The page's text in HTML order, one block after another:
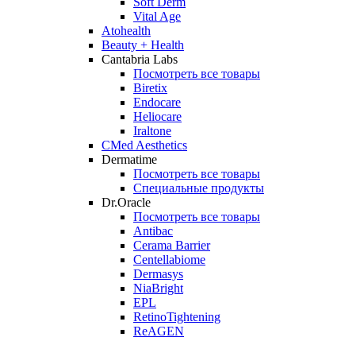
Vital Age
Atohealth
Beauty + Health
Cantabria Labs
Посмотреть все товары
Biretix
Endocare
Heliocare
Iraltone
CMed Aesthetics
Dermatime
Посмотреть все товары
Специальные продукты
Dr.Oracle
Посмотреть все товары
Antibac
Cerama Barrier
Centellabiome
Dermasys
NiaBright
EPL
RetinoTightening
ReAGEN